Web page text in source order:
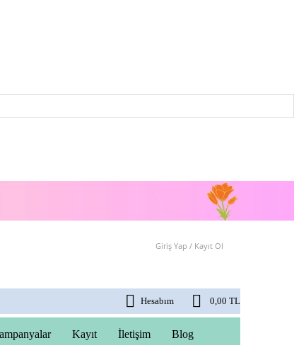
Giriş Yap / Kayıt Ol
Hesabım 0,00 TL
Kayıt İletişim Blog